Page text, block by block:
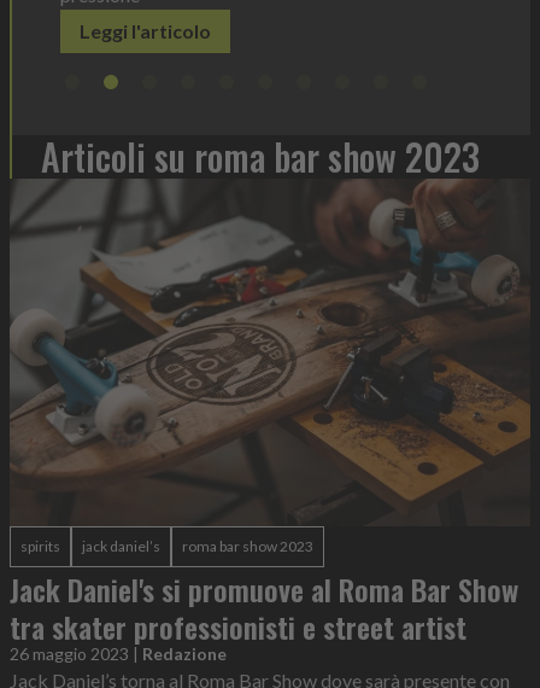
Articoli su roma bar show 2023
spirits jack daniel’s roma bar show 2023
Jack Daniel's si promuove al Roma Bar Show
tra skater professionisti e street artist
26 maggio 2023 Redazione
Jack Daniel’s torna al Roma Bar Show dove sarà presente con